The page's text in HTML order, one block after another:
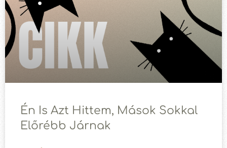
Én Is Azt Hittem, Mások Sokkal
Előrébb Járnak